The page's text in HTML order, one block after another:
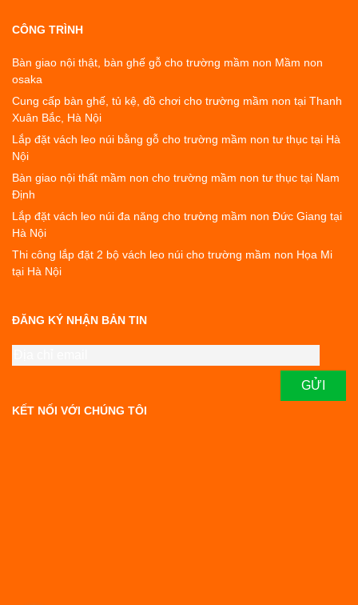
CÔNG TRÌNH
Bàn giao nội thật, bàn ghế gỗ cho trường mầm non Mầm non
osaka
Cung cấp bàn ghế, tủ kệ, đồ chơi cho trường mầm non tại Thanh
Xuân Bắc, Hà Nội
Lắp đặt vách leo núi bằng gỗ cho trường mầm non tư thục tại Hà
Nội
Bàn giao nội thất mầm non cho trường mầm non tư thục tại Nam
Định
Lắp đặt vách leo núi đa năng cho trường mầm non Đức Giang tại
Hà Nội
Thi công lắp đặt 2 bộ vách leo núi cho trường mầm non Họa Mi
tại Hà Nội
ĐĂNG KÝ NHẬN BẢN TIN
KẾT NỐI VỚI CHÚNG TÔI